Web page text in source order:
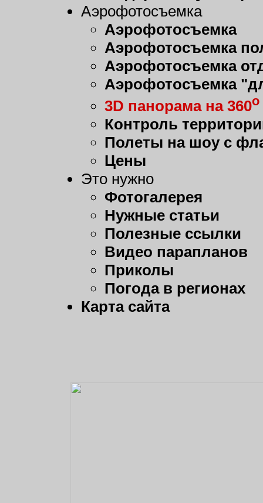
Аэрофотосъемка
Аэрофотосъемка
Аэрофотосъемка
Аэрофотосъемка
Аэрофотосъемка
3D панорама на 360о
Контроль
Полеты на шоу с
Цены
Это нужно
Фотогалерея
Нужные статьи
Полезные ссылки
Видео парапланов
Приколы
Погода в регионах
Карта сайта